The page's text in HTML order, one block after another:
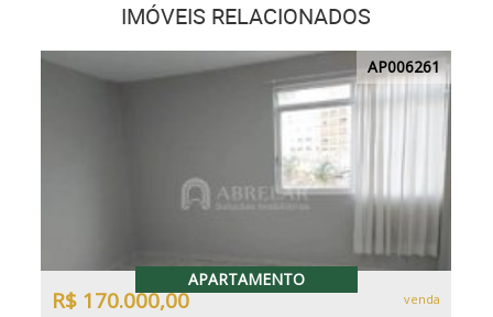
IMÓVEIS RELACIONADOS
AP006261
APARTAMENTO
R$ 170.000,00 venda